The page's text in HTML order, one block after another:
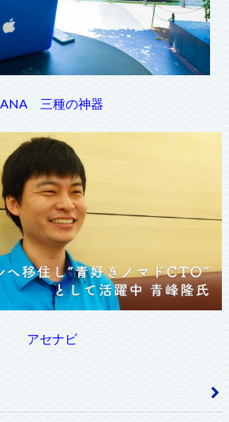
ANA 三種の神器
アセナビ